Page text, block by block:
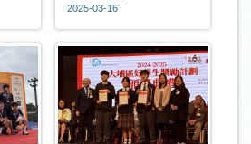
2025-03-16